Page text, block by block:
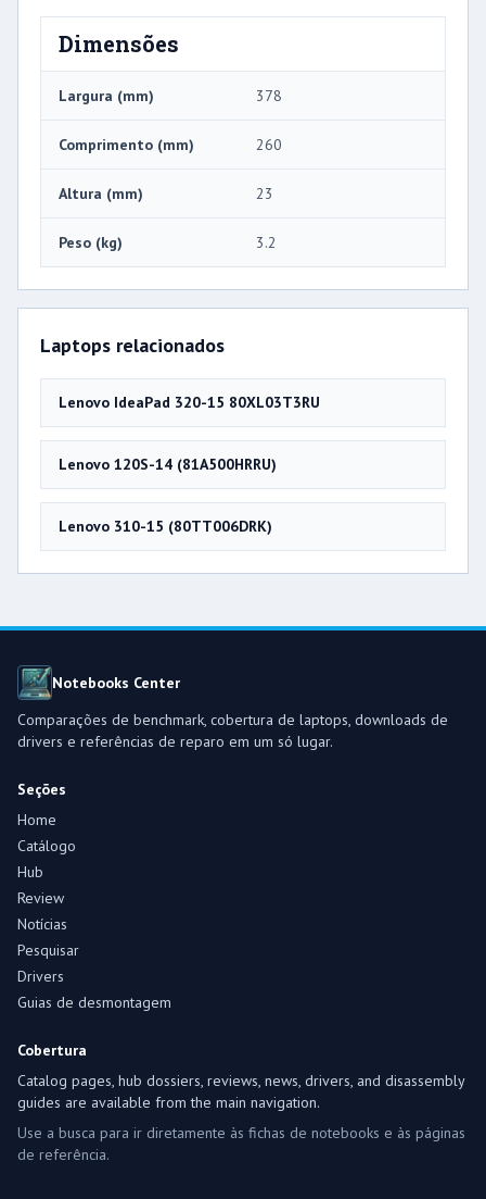
Dimensões
Largura (mm) 378
Comprimento (mm) 260
Altura (mm) 23
Peso (kg) 3.2
Laptops relacionados
Lenovo IdeaPad 320-15 80XL03T3RU
Lenovo 120S-14 (81A500HRRU)
Lenovo 310-15 (80TT006DRK)
Notebooks Center
Comparações de benchmark, cobertura de laptops, downloads de
drivers e referências de reparo em um só lugar.
Seções
Home
Catálogo
Hub
Review
Notícias
Pesquisar
Drivers
Guias de desmontagem
Cobertura
Catalog pages, hub dossiers, reviews, news, drivers, and disassembly
guides are available from the main navigation.
Use a busca para ir diretamente às fichas de notebooks e às páginas
de referência.